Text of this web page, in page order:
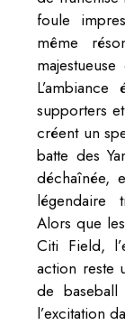
foule
même
supporters
créent un
batte des
déchaînée,
légendaire
Alors que
Citi Field,
action reste
de
l’excitation